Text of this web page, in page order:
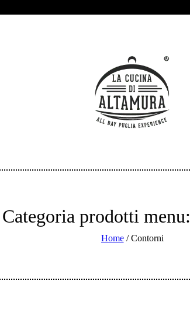
Categoria prodotti menu:
Home /Contorni